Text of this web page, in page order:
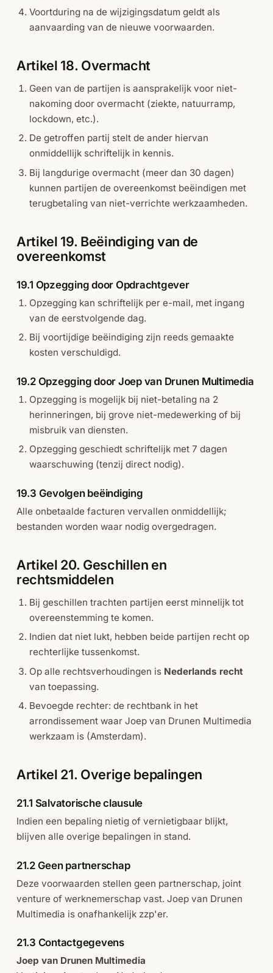
Voortduring na de wijzigingsdatum geldt als
aanvaarding van de nieuwe voorwaarden.
Artikel 18. Overmacht
Geen van de partijen is aansprakelijk voor niet-
nakoming door overmacht (ziekte, natuurramp,
lockdown, etc.).
De getroffen partij stelt de ander hiervan
onmiddellijk schriftelijk in kennis.
Bij langdurige overmacht (meer dan 30 dagen)
kunnen partijen de overeenkomst beëindigen met
terugbetaling van niet-verrichte werkzaamheden.
Artikel 19. Beëindiging van de
overeenkomst
19.1 Opzegging door Opdrachtgever
Opzegging kan schriftelijk per e-mail, met ingang
van de eerstvolgende dag.
Bij voortijdige beëindiging zijn reeds gemaakte
kosten verschuldigd.
19.2 Opzegging door Joep van Drunen Multimedia
Opzegging is mogelijk bij niet-betaling na 2
herinneringen, bij grove niet-medewerking of bij
misbruik van diensten.
Opzegging geschiedt schriftelijk met 7 dagen
waarschuwing (tenzij direct nodig).
19.3 Gevolgen beëindiging
Alle onbetaalde facturen vervallen onmiddellijk;
bestanden worden waar nodig overgedragen.
Artikel 20. Geschillen en
rechtsmiddelen
Bij geschillen trachten partijen eerst minnelijk tot
overeenstemming te komen.
Indien dat niet lukt, hebben beide partijen recht op
rechterlijke tussenkomst.
Op alle rechtsverhoudingen is Nederlands recht
van toepassing.
Bevoegde rechter: de rechtbank in het
arrondissement waar Joep van Drunen Multimedia
werkzaam is (Amsterdam).
Artikel 21. Overige bepalingen
21.1 Salvatorische clausule
Indien een bepaling nietig of vernietigbaar blijkt,
blijven alle overige bepalingen in stand.
21.2 Geen partnerschap
Deze voorwaarden stellen geen partnerschap, joint
venture of werknemerschap vast. Joep van Drunen
Multimedia is onafhankelijk zzp'er.
21.3 Contactgegevens
Joep van Drunen Multimedia